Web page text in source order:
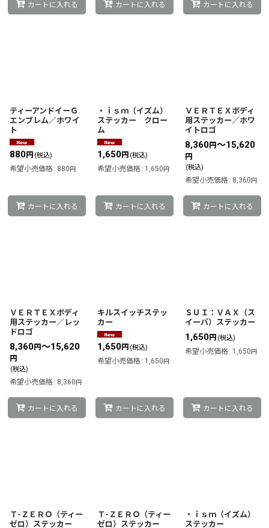
カートに入れる カートに入れる カートに入れる
ティーアンドイーＧ
エンブレム／ホワイ
ト
880円 (税込)
希望小売価格 : 880円
カートに入れる
・ｉｓｍ（イズム）
ステッカー クロー
ム
1,650円 (税込)
希望小売価格 : 1,650円
カートに入れる
ＶＥＲＴＥＸボディ
用ステッカー／ホワ
イトロゴ
8,360円～15,620
円
(税込)
希望小売価格 : 8,360円
カートに入れる
ＶＥＲＴＥＸボディ
用ステッカー／レッ
ドロゴ
8,360円～15,620
円
(税込)
希望小売価格 : 8,360円
カートに入れる
キルスイッチステッ
カー
1,650円 (税込)
希望小売価格 : 1,650円
カートに入れる
ＳＵＩ：ＶＡＸ（ス
イーバ）ステッカー
1,650円 (税込)
希望小売価格 : 1,650円
カートに入れる
Ｔ-ＺＥＲＯ（ティー
ゼロ）ステッカー
Ｔ-ＺＥＲＯ（ティー
ゼロ）ステッカー
・ｉｓｍ（イズム）
ステッカー